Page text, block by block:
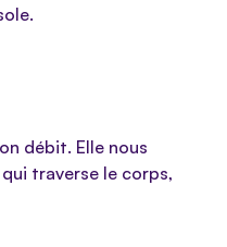
débit. Elle nous
traverse le corps,